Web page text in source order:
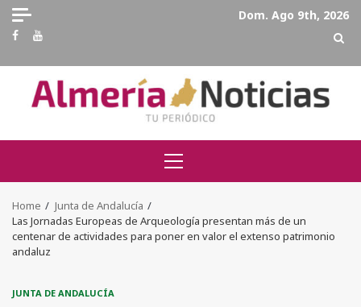
Skip
content
Dom. Ago 9th, 2026
Facebook
Youtube
Primary
Menu
Home
Junta de Andalucía
Las Jornadas Europeas de Arqueología presentan más de un
centenar de actividades para poner en valor el extenso patrimonio
andaluz
JUNTA DE ANDALUCÍA